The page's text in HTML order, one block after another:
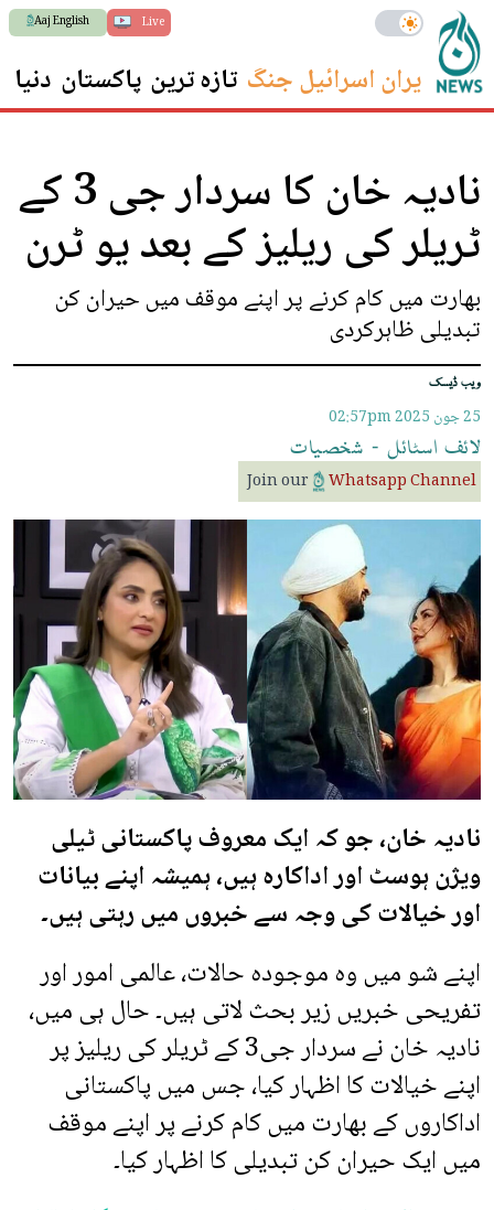
Live
Aaj English
ایران اسرائیل جنگ تازہ ترین پاکستان دنیا
نادیہ خان کا سردار جی 3 کے
ٹریلر کی ریلیز کے بعد یو ٹرن
بھارت میں کام کرنے پر اپنے موقف میں حیران کن
تبدیلی ظاہرکردی
ویب ڈیسک
25 جون 2025 02:57pm
لائف اسٹائل - شخصیات
Join our Whatsapp Channel
نادیہ خان، جو کہ ایک معروف پاکستانی ٹیلی
ویژن ہوسٹ اور اداکارہ ہیں، ہمیشہ اپنے بیانات
اور خیالات کی وجہ سے خبروں میں رہتی ہیں۔
اپنے شو میں وہ موجودہ حالات، عالمی امور اور
تفریحی خبریں زیر بحث لاتی ہیں۔ حال ہی میں،
نادیہ خان نے سردار جی3 کے ٹریلر کی ریلیز پر
اپنے خیالات کا اظہار کیا، جس میں پاکستانی
اداکاروں کے بھارت میں کام کرنے پر اپنے موقف
میں ایک حیران کن تبدیلی کا اظہار کیا۔